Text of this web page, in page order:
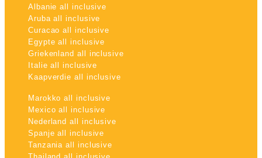
Albanie all inclusive
Aruba all inclusive
Curacao all inclusive
Egypte all inclusive
Griekenland all inclusive
Italie all inclusive
Kaapverdie all inclusive
Marokko all inclusive
Mexico all inclusive
Nederland all inclusive
Spanje all inclusive
Tanzania all inclusive